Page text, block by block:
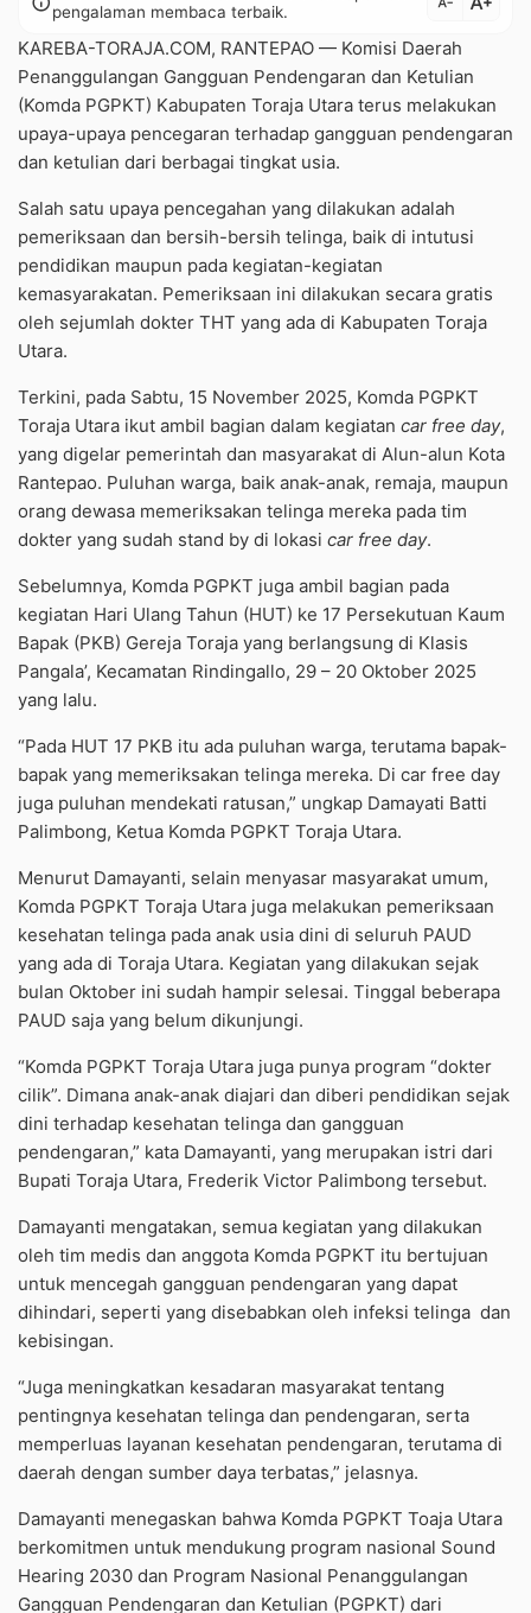
pengalaman membaca terbaik.
KAREBA-TORAJA.COM, RANTEPAO — Komisi Daerah
Penanggulangan Gangguan Pendengaran dan Ketulian
(Komda PGPKT) Kabupaten Toraja Utara terus melakukan
upaya-upaya pencegaran terhadap gangguan pendengaran
dan ketulian dari berbagai tingkat usia.
Salah satu upaya pencegahan yang dilakukan adalah
pemeriksaan dan bersih-bersih telinga, baik di intutusi
pendidikan maupun pada kegiatan-kegiatan
kemasyarakatan. Pemeriksaan ini dilakukan secara gratis
oleh sejumlah dokter THT yang ada di Kabupaten Toraja
Utara.
Terkini, pada Sabtu, 15 November 2025, Komda PGPKT
Toraja Utara ikut ambil bagian dalam kegiatan car free day,
yang digelar pemerintah dan masyarakat di Alun-alun Kota
Rantepao. Puluhan warga, baik anak-anak, remaja, maupun
orang dewasa memeriksakan telinga mereka pada tim
dokter yang sudah stand by di lokasi car free day.
Sebelumnya, Komda PGPKT juga ambil bagian pada
kegiatan Hari Ulang Tahun (HUT) ke 17 Persekutuan Kaum
Bapak (PKB) Gereja Toraja yang berlangsung di Klasis
Pangala’, Kecamatan Rindingallo, 29 – 20 Oktober 2025
yang lalu.
“Pada HUT 17 PKB itu ada puluhan warga, terutama bapak-
bapak yang memeriksakan telinga mereka. Di car free day
juga puluhan mendekati ratusan,” ungkap Damayati Batti
Palimbong, Ketua Komda PGPKT Toraja Utara.
Menurut Damayanti, selain menyasar masyarakat umum,
Komda PGPKT Toraja Utara juga melakukan pemeriksaan
kesehatan telinga pada anak usia dini di seluruh PAUD
yang ada di Toraja Utara. Kegiatan yang dilakukan sejak
bulan Oktober ini sudah hampir selesai. Tinggal beberapa
PAUD saja yang belum dikunjungi.
“Komda PGPKT Toraja Utara juga punya program “dokter
cilik”. Dimana anak-anak diajari dan diberi pendidikan sejak
dini terhadap kesehatan telinga dan gangguan
pendengaran,” kata Damayanti, yang merupakan istri dari
Bupati Toraja Utara, Frederik Victor Palimbong tersebut.
Damayanti mengatakan, semua kegiatan yang dilakukan
oleh tim medis dan anggota Komda PGPKT itu bertujuan
untuk mencegah gangguan pendengaran yang dapat
dihindari, seperti yang disebabkan oleh infeksi telinga dan
kebisingan.
“Juga meningkatkan kesadaran masyarakat tentang
pentingnya kesehatan telinga dan pendengaran, serta
memperluas layanan kesehatan pendengaran, terutama di
daerah dengan sumber daya terbatas,” jelasnya.
Damayanti menegaskan bahwa Komda PGPKT Toaja Utara
berkomitmen untuk mendukung program nasional Sound
Hearing 2030 dan Program Nasional Penanggulangan
Gangguan Pendengaran dan Ketulian (PGPKT) dari